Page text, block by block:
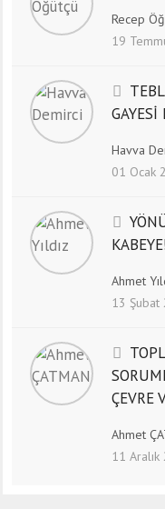
Recep
19
GAYESİ
Havva
01 Ocak
Ahmet
13 Şubat
ÇEVRE
Ahmet
11